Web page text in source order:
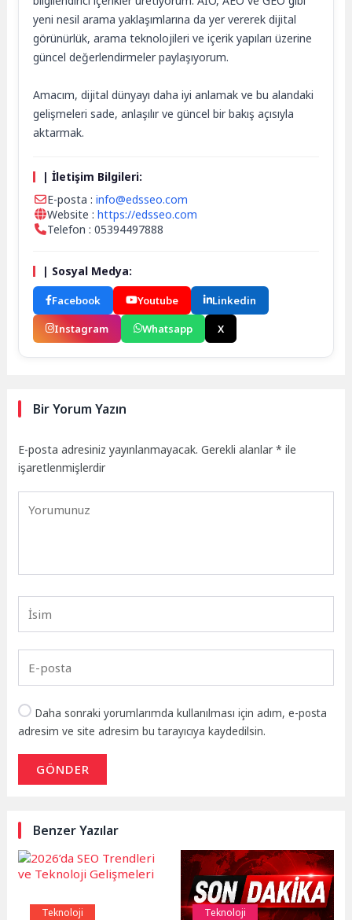
yeni nesil arama yaklaşımlarına da yer vererek dijital
görünürlük, arama teknolojileri ve içerik yapıları üzerine
güncel değerlendirmeler paylaşıyorum.
Amacım, dijital dünyayı daha iyi anlamak ve bu alandaki
gelişmeleri sade, anlaşılır ve güncel bir bakış açısıyla
aktarmak.
| İletişim Bilgileri:
E-posta :info@edsseo.com
Website :https://edsseo.com
Telefon : 05394497888
| Sosyal Medya:
Facebook Youtube
Linkedin
Instagram
Whatsapp X
Bir Yorum Yazın
E-posta adresiniz yayınlanmayacak. Gerekli alanlar* ile
işaretlenmişlerdir
Daha sonraki yorumlarımda kullanılması için adım, e-posta
adresim ve site adresim bu tarayıcıya kaydedilsin.
GÖNDER
Benzer Yazılar
Teknoloji Teknoloji